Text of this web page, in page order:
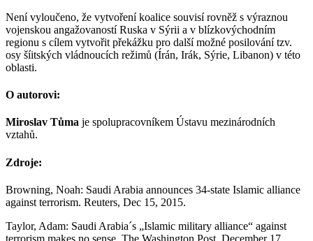
Není vyloučeno, že vytvoření koalice souvisí rovněž s výraznou
vojenskou angažovaností Ruska v Sýrii a v blízkovýchodním
regionu s cílem vytvořit překážku pro další možné posilování tzv.
osy šíitských vládnoucích režimů (Írán, Irák, Sýrie, Libanon) v této
oblasti.
O autorovi:
Miroslav Tůma je spolupracovníkem Ústavu mezinárodních
vztahů.
Zdroje:
Browning, Noah: Saudi Arabia announces 34-state Islamic alliance
against terrorism. Reuters, Dec 15, 2015.
Taylor, Adam: Saudi Arabia´s „Islamic military alliance“ against
terrorism makes no sense. The Washington Post, December 17,